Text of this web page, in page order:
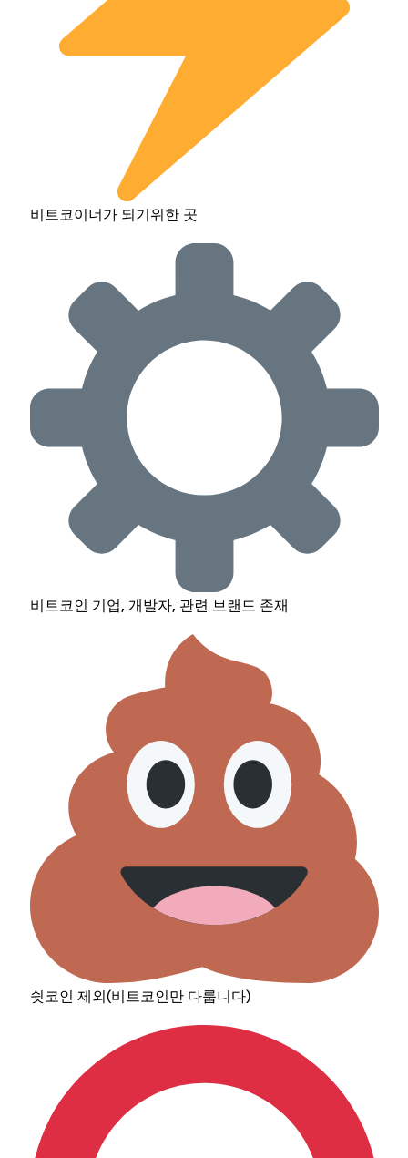
비트코이너가 되기위한 곳
비트코인 기업, 개발자, 관련 브랜드 존재
쉿코인 제외(비트코인만 다룹니다)